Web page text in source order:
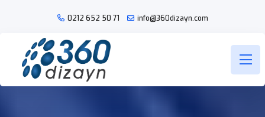
0212 652 50 71 info@360dizayn.com